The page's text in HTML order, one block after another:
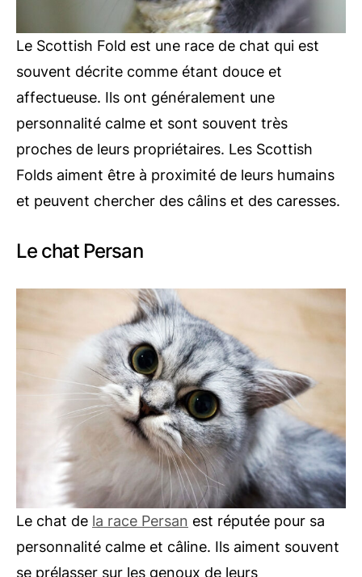
Le Scottish Fold est une race de chat qui est
souvent décrite comme étant douce et
affectueuse. Ils ont généralement une
personnalité calme et sont souvent très
proches de leurs propriétaires. Les Scottish
Folds aiment être à proximité de leurs humains
et peuvent chercher des câlins et des caresses.
Le chat Persan
Le chat de la race Persan est réputée pour sa
personnalité calme et câline. Ils aiment souvent
se prélasser sur les genoux de leurs